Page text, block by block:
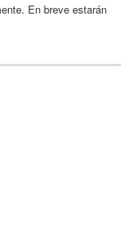
En breve estarán